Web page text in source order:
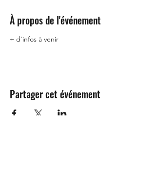
À propos de l'événement
+ d'infos à venir
Partager cet événement